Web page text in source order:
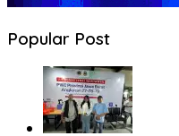
Popular Post